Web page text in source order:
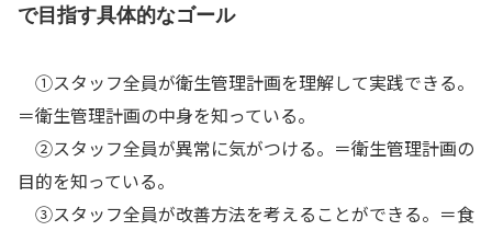
で目指す具体的なゴール
①スタッフ全員が衛生管理計画を理解して実践できる。
＝衛生管理計画の中身を知っている。
②スタッフ全員が異常に気がつける。＝衛生管理計画の
目的を知っている。
③スタッフ全員が改善方法を考えることができる。＝食